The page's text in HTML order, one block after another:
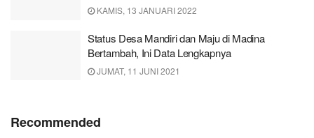
KAMIS, 13 JANUARI 2022
Status Desa Mandiri dan Maju di Madina
Bertambah, Ini Data Lengkapnya
JUMAT, 11 JUNI 2021
Recommended